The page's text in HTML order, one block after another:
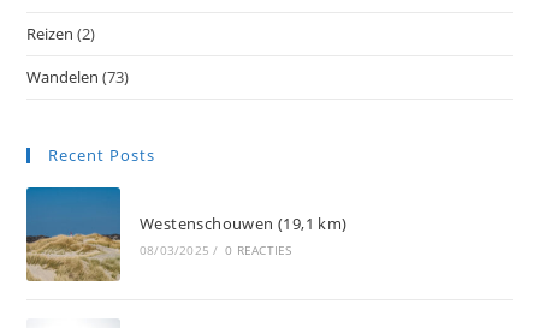
Reizen (2)
Wandelen (73)
Recent Posts
Westenschouwen (19,1 km)
08/03/2025 / 0 REACTIES